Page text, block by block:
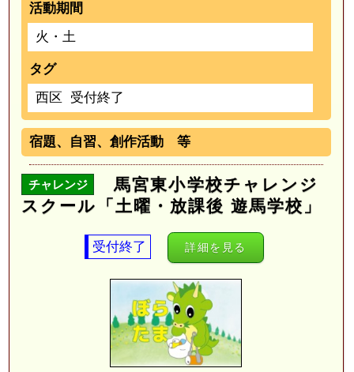
活動期間
火・土
タグ
西区
受付終了
宿題、自習、創作活動 等
チャレンジ
馬宮東小学校チャレンジ
スクール「土曜・放課後 遊馬学校」
受付終了 詳細を見る